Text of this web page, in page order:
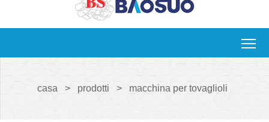
casa > prodotti > macchina per tovaglioli